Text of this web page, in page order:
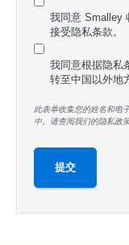
我同意 Smalley
接受隐私条款。
我同意根据隐私
转至中国以外地
此表单收集您的姓名和电
中。请查阅我们的隐私政